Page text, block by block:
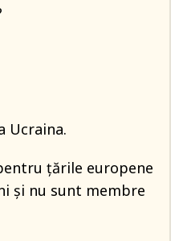
Ucraina.
țările europene
și nu sunt membre